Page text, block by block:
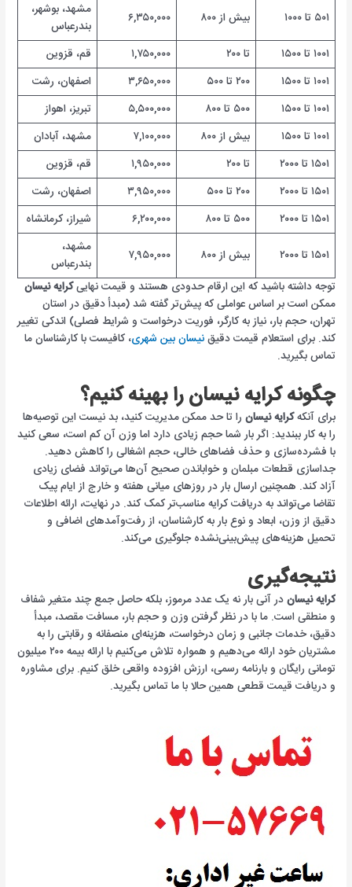
۵۰۱ تا ۱۰۰۰ بیش از ۸۰۰ ۶,۳۵۰,۰۰۰
مشهد، بوشهر،
بندرعباس
۱۰۰۱ تا ۱۵۰۰
تا ۲۰۰ ۱,۷۵۰,۰۰۰
قم، قزوین
۱۰۰۱ تا ۱۵۰۰
۲۰۰ تا ۵۰۰ ۳,۶۵۰,۰۰۰
اصفهان، رشت
۱۰۰۱ تا ۱۵۰۰
۵۰۰ تا ۸۰۰ ۵,۵۰۰,۰۰۰
تبریز، اهواز
۱۰۰۱ تا ۱۵۰۰
بیش از ۸۰۰ ۷,۱۰۰,۰۰۰
مشهد، آبادان
۱۵۰۱ تا ۲۰۰۰
تا ۲۰۰ ۱,۹۵۰,۰۰۰
قم، قزوین
۱۵۰۱ تا ۲۰۰۰
۲۰۰ تا ۵۰۰ ۳,۹۵۰,۰۰۰
اصفهان، رشت
۱۵۰۱ تا ۲۰۰۰
۵۰۰ تا ۸۰۰ ۶,۲۰۰,۰۰۰ شیراز، کرمانشاه
۱۵۰۱ تا ۲۰۰۰ بیش از ۸۰۰ ۷,۹۵۰,۰۰۰
مشهد،
بندرعباس
توجه داشته باشید که این ارقام حدودی هستند و قیمت نهاییکرایه نیسان
ممکن است بر اساس عواملی که پیش‌تر گفته شد (مبدأ دقیق در استان
تهران، حجم بار، نیاز به کارگر، فوریت درخواست و شرایط فصلی) اندکی تغییر
کند. برای استعلام قیمت دقیقنیسان بین شهری، کافیست با کارشناسان ما
تماس بگیرید.
چگونه کرایه نیسان را بهینه کنیم؟
برای آنکهکرایه نیسان را تا حد ممکن مدیریت کنید، بد نیست این توصیه‌ها
را به کار ببندید: اگر بار شما حجم زیادی دارد اما وزن آن کم است، سعی کنید
با فشرده‌سازی و حذف فضاهای خالی، حجم اشغالی را کاهش دهید.
جداسازی قطعات مبلمان و خواباندن صحیح آن‌ها می‌تواند فضای زیادی
آزاد کند. همچنین ارسال بار در روزهای میانی هفته و خارج از ایام پیک
تقاضا می‌تواند به دریافت کرایه مناسب‌تر کمک کند. در نهایت، ارائه اطلاعات
دقیق از وزن، ابعاد و نوع بار به کارشناسان، از رفت‌و‌آمدهای اضافی و
تحمیل هزینه‌های پیش‌بینی‌نشده جلوگیری می‌کند.
نتیجه‌گیری
کرایه نیساندر آنی بار نه یک عدد مرموز، بلکه حاصل جمع چند متغیر شفاف
و منطقی است. ما با در نظر گرفتن وزن و حجم بار، مسافت مقصد، مبدأ
دقیق، خدمات جانبی و زمان درخواست، هزینه‌ای منصفانه و رقابتی را به
مشتریان خود ارائه می‌دهیم و همواره تلاش می‌کنیم با ارائه بیمه ۲۰۰ میلیون
تومانی رایگان و بارنامه رسمی، ارزش افزوده واقعی خلق کنیم. برای مشاوره
و دریافت قیمت قطعی همین حالا با ما تماس بگیرید.